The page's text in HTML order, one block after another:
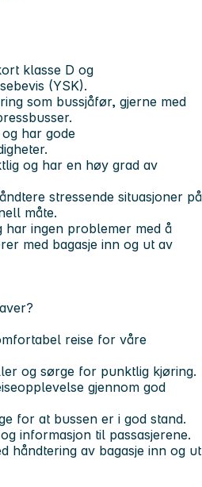
klasse D og
(YSK).
som bussjåfør, gjerne med
har gode
og har en høy grad av
stressende situasjoner på
måte.
har ingen problemer med å
med bagasje inn og ut av
reise for våre
og sørge for punktlig kjøring.
gjennom god
for at bussen er i god stand.
informasjon til passasjerene.
håndtering av bagasje inn og ut